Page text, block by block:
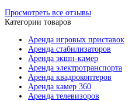
Просмотреть все отзывы
Категории товаров
Аренда игровых приставок
Аренда стабилизаторов
Аренда экшн-камер
Аренда электротранспорта
Аренда квадрокоптеров
Аренда камер 360
Аренда телевизоров